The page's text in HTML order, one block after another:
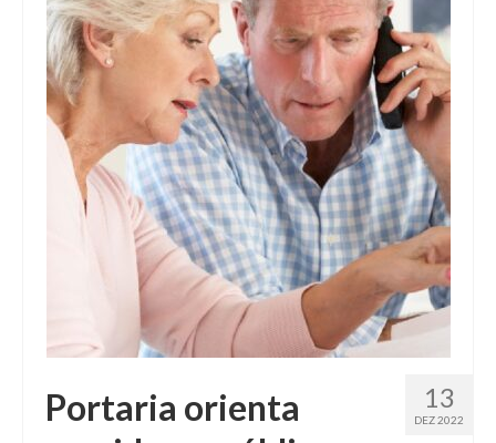
13
DEZ 2022
Portaria orienta